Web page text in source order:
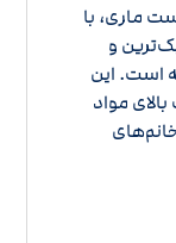
ماری، با
و
است. این
مواد